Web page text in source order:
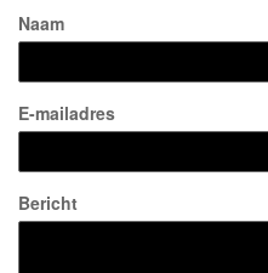
Naam
E-mailadres
Bericht